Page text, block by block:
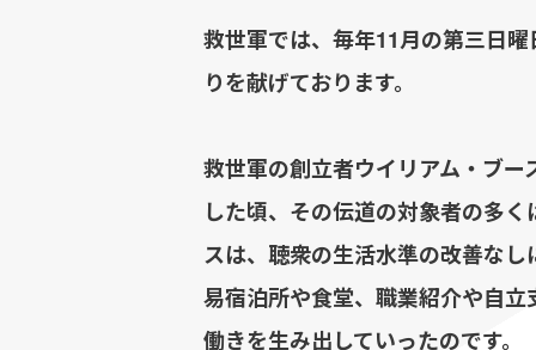
救世軍では、毎年11月の第三日
りを献げております。
救世軍の創立者ウイリアム・ブ
した頃、その伝道の対象者の多
スは、聴衆の生活水準の改善な
易宿泊所や食堂、職業紹介や自
働きを生み出していったのです。